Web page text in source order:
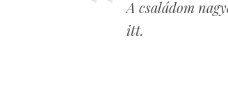
A családom
itt.